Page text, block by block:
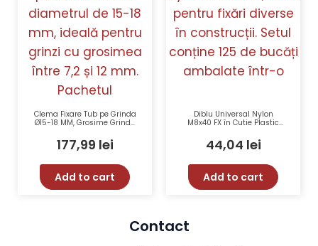
Clema Fixare Tub pe Grinda
Ø15-18 MM, Grosime Grinda
177,99 lei
Add to cart
Diblu Universal Nylon
M8x40 FX în Cutie Plastic
Expansiune 4 Laturi, Urechi
Anti-Rotire, Material
44,04 lei
Add to cart
Contact